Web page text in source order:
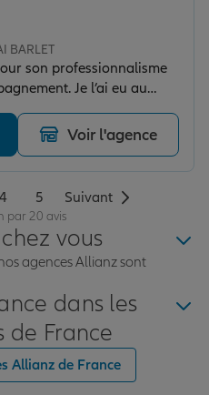
BARLET
son professionnalisme
Je l’ai eu au
de trois contrats
une habitation). Tarik a
et a pris le temps de
avec clarté et
conseils m’ont permis de
confiance. Je
pour son sérieux, sa
du service client.
Voir l'agence
4 5 Suivant
par 20 avis
vous
agences Allianz sont
dans les
de France
Allianz de France